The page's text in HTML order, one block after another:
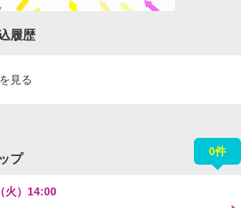
履歴
見る
プ
0件
火）14:00